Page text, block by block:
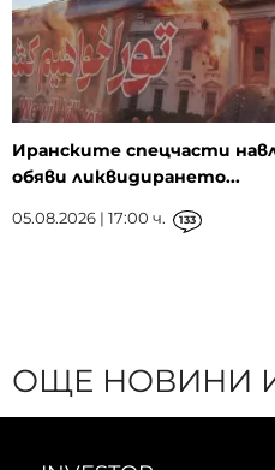
Иранските спецчасти
обяви ликвидирането...
05.08.2026 | 17:00 ч. 133
ОЩЕ НОВИНИ